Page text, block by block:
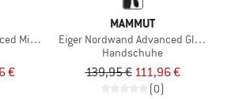
Midlayer Hooded Jacket
€
MAMMUT
Eiger Nordwand Advanced Glove
Handschuhe
139,95 € 111,96 €
(0)